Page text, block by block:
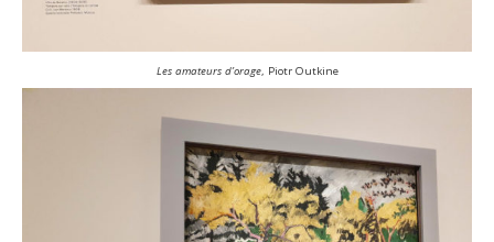
Les amateurs d’orage, Piotr Outkine